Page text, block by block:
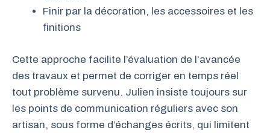
Finir par la décoration, les accessoires et les
finitions
Cette approche facilite l’évaluation de l’avancée
des travaux et permet de corriger en temps réel
tout problème survenu. Julien insiste toujours sur
les points de communication réguliers avec son
artisan, sous forme d’échanges écrits, qui limitent